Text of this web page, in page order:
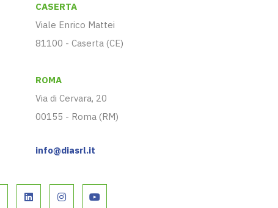
CASERTA
Viale Enrico Mattei
81100 - Caserta (CE)
ROMA
Via di Cervara, 20
00155 - Roma (RM)
info@diasrl.it